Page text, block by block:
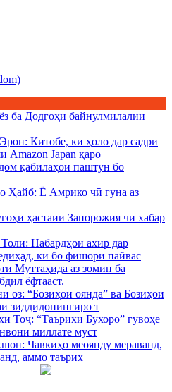
ба Додгоҳи байнулмилалии
: Китобе, ки ҳоло дар садри
Amazon Japan қаро
қабилаҳои паштун бо
Ҳайб: Ё Амрико чӣ гуна аз
ҳастаии Запорожия чӣ хабар
: Набардҳои ахир дар
ки бо фишори пайвас
Муттаҳида аз зомин ба
ёфтааст.
оз: “Бозиҳои оянда” ва Бозиҳои
зиддидопингиро т
Тоҷ: “Таърихи Бухоро” гувоҳе
миллате муст
: Чавкиҳо меоянду мераванд,
аммо таърих